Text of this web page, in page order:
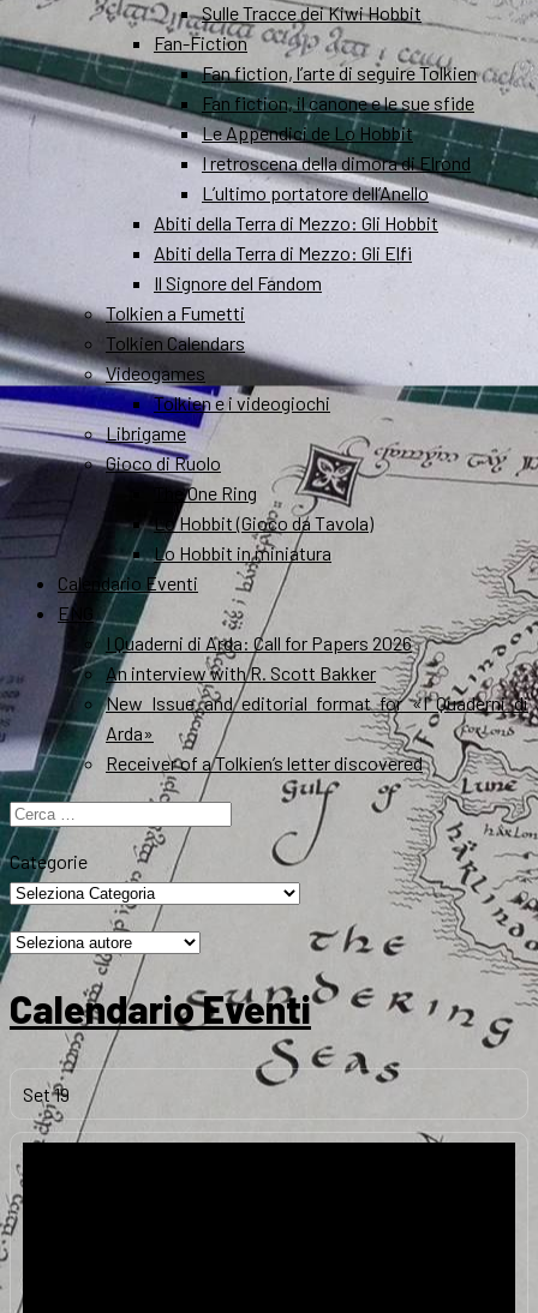
Sulle Tracce dei Kiwi Hobbit
Fan-Fiction
Fan fiction, l’arte di seguire Tolkien
Fan fiction, il canone e le sue sfide
Le Appendici de Lo Hobbit
I retroscena della dimora di Elrond
L’ultimo portatore dell’Anello
Abiti della Terra di Mezzo: Gli Hobbit
Abiti della Terra di Mezzo: Gli Elfi
Il Signore del Fandom
Tolkien a Fumetti
Tolkien Calendars
Videogames
Tolkien e i videogiochi
Librigame
Gioco di Ruolo
The One Ring
Lo Hobbit (Gioco da Tavola)
Lo Hobbit in miniatura
Calendario Eventi
ENG
I Quaderni di Arda: Call for Papers 2026
An interview with R. Scott Bakker
New Issue and editorial format for «I Quaderni di
Arda»
Receiver of a Tolkien’s letter discovered
Ricerca
per:
Categorie
Calendario Eventi
Set19